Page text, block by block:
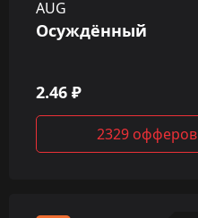
AUG
Осуждённый
2.46 ₽
2329 офферов